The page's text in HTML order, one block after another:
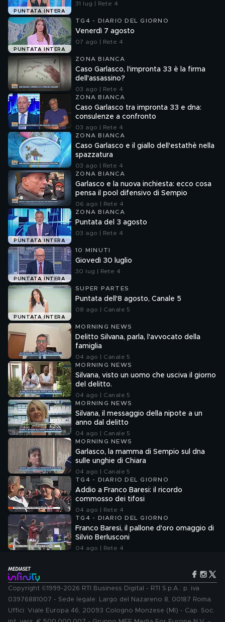
PUNTATA INTERA
31 lug | Rete 4
PUNTATA INTERA
TG4 - DIARIO DEL GIORNO
Venerdì 7 agosto
07 ago | Rete 4
ZONA BIANCA
Caso Garlasco, l'impronta 33 è la firma
dell'assassino?
03 ago | Rete 4
ZONA BIANCA
Caso Garlasco tra impronta 33 e dna:
consulenze a confronto
03 ago | Rete 4
ZONA BIANCA
Caso Garlasco e il giallo dell'estathè nella
spazzatura
03 ago | Rete 4
ZONA BIANCA
Garlasco e la nuova inchiesta: ecco cosa
pensa il pool difensivo di Sempio
06 ago | Rete 4
PUNTATA INTERA
ZONA BIANCA
Puntata del 3 agosto
03 ago | Rete 4
PUNTATA INTERA
10 MINUTI
Giovedì 30 luglio
30 lug | Rete 4
PUNTATA INTERA
SUPER PARTES
Puntata dell'8 agosto, Canale 5
08 ago | Canale 5
MORNING NEWS
Delitto Silvana, parla, l'avvocato della
famiglia
04 ago | Canale 5
MORNING NEWS
Silvana, visto un uomo che usciva il giorno
del delitto.
04 ago | Canale 5
MORNING NEWS
Silvana, il messaggio della nipote a un
anno dal delitto
04 ago | Canale 5
MORNING NEWS
Garlasco, la mamma di Sempio sul dna
sulle unghie di Chiara
04 ago | Canale 5
TG4 - DIARIO DEL GIORNO
Addio a Franco Baresi: il ricordo
commosso dei tifosi
04 ago | Rete 4
TG4 - DIARIO DEL GIORNO
Franco Baresi, il pallone d'oro omaggio di
Silvio Berlusconi
04 ago | Rete 4
Copyright ©1999-2026 RTI Business Digital - RTI S.p.A.: p. iva
03976881007 - Sede legale: Largo del Nazareno 8, 00187 Roma.
Uffici: Viale Europa 46, 20093 Cologno Monzese (MI) - Cap. Soc.